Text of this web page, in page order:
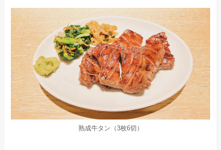
熟成牛タン（3枚6切）